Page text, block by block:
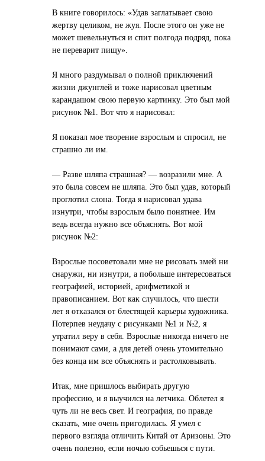
В книге говорилось: «Удав заглатывает свою
жертву целиком, не жуя. После этого он уже не
может шевельнуться и спит полгода подряд, пока
не переварит пищу».
Я много раздумывал о полной приключений
жизни джунглей и тоже нарисовал цветным
карандашом свою первую картинку. Это был мой
рисунок №1. Вот что я нарисовал:
Я показал мое творение взрослым и спросил, не
страшно ли им.
— Разве шляпа страшная? — возразили мне. А
это была совсем не шляпа. Это был удав, который
проглотил слона. Тогда я нарисовал удава
изнутри, чтобы взрослым было понятнее. Им
ведь всегда нужно все объяснять. Вот мой
рисунок №2:
Взрослые посоветовали мне не рисовать змей ни
снаружи, ни изнутри, а побольше интересоваться
географией, историей, арифметикой и
правописанием. Вот как случилось, что шести
лет я отказался от блестящей карьеры художника.
Потерпев неудачу с рисунками №1 и №2, я
утратил веру в себя. Взрослые никогда ничего не
понимают сами, а для детей очень утомительно
без конца им все объяснять и растолковывать.
Итак, мне пришлось выбирать другую
профессию, и я выучился на летчика. Облетел я
чуть ли не весь свет. И география, по правде
сказать, мне очень пригодилась. Я умел с
первого взгляда отличить Китай от Аризоны. Это
очень полезно, если ночью собьешься с пути.